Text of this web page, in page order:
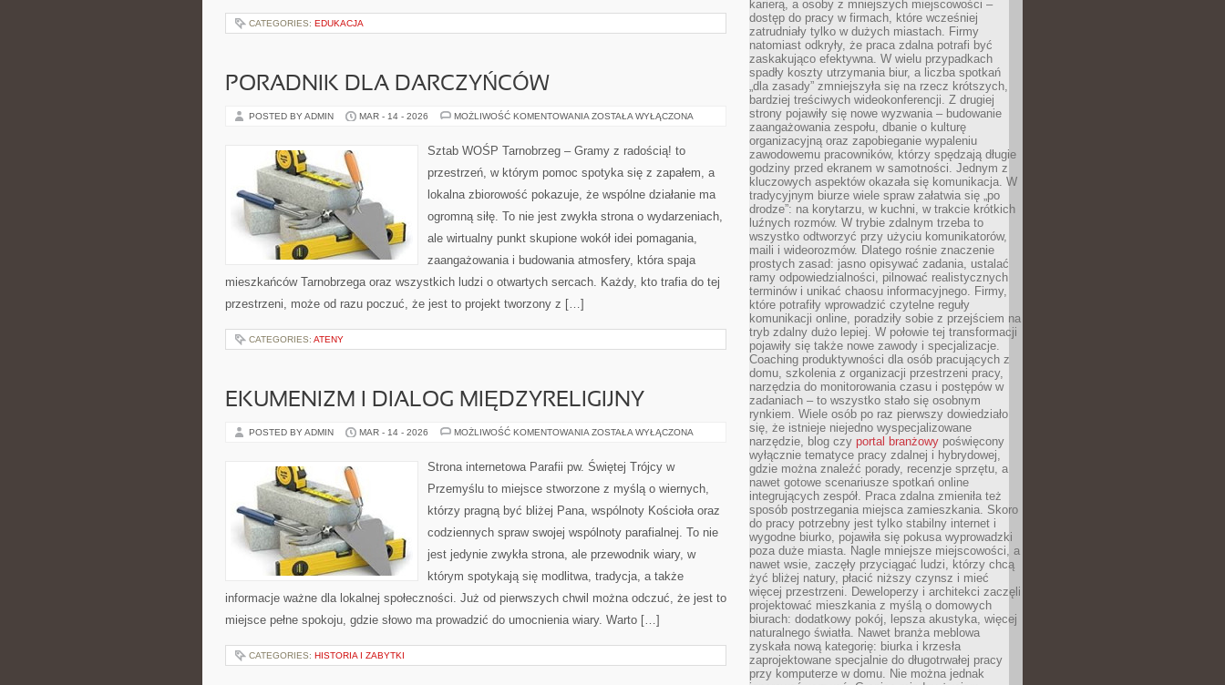
CATEGORIES: EDUKACJA
PORADNIK DLA DARCZYŃCÓW
POSTED BY ADMIN MAR - 14 - 2026 MOŻLIWOŚĆ KOMENTOWANIA PORADNIK
ZOSTAŁA WYŁĄCZONA
Sztab WOŚP Tarnobrzeg – Gramy z radością! to
przestrzeń, w którym pomoc spotyka się z zapałem, a
lokalna zbiorowość pokazuje, że wspólne działanie ma
ogromną siłę. To nie jest zwykła strona o wydarzeniach,
ale wirtualny punkt skupione wokół idei pomagania,
zaangażowania i budowania atmosfery, która spaja
mieszkańców Tarnobrzega oraz wszystkich ludzi o otwartych sercach. Każdy, kto trafia do tej
przestrzeni, może od razu poczuć, że jest to projekt tworzony z […]
CATEGORIES: ATENY
EKUMENIZM I DIALOG MIĘDZYRELIGIJNY
POSTED BY ADMIN MAR - 14 - 2026 MOŻLIWOŚĆ KOMENTOWANIA EKUMENIZM
MIĘDZYRELIGIJNY
ZOSTAŁA WYŁĄCZONA
Strona internetowa Parafii pw. Świętej Trójcy w
Przemyślu to miejsce stworzone z myślą o wiernych,
którzy pragną być bliżej Pana, wspólnoty Kościoła oraz
codziennych spraw swojej wspólnoty parafialnej. To nie
jest jedynie zwykła strona, ale przewodnik wiary, w
którym spotykają się modlitwa, tradycja, a także
informacje ważne dla lokalnej społeczności. Już od pierwszych chwil można odczuć, że jest to
miejsce pełne spokoju, gdzie słowo ma prowadzić do umocnienia wiary. Warto […]
CATEGORIES: HISTORIA I ZABYTKI
karierą, a osoby z mniejszych miejscowości –
dostęp do pracy w firmach, które wcześniej
zatrudniały tylko w dużych miastach. Firmy
natomiast odkryły, że praca zdalna potrafi być
zaskakująco efektywna. W wielu przypadkach
spadły koszty utrzymania biur, a liczba spotkań
„dla zasady” zmniejszyła się na rzecz krótszych,
bardziej treściwych wideokonferencji. Z drugiej
strony pojawiły się nowe wyzwania – budowanie
zaangażowania zespołu, dbanie o kulturę
organizacyjną oraz zapobieganie wypaleniu
zawodowemu pracowników, którzy spędzają długie
godziny przed ekranem w samotności. Jednym z
kluczowych aspektów okazała się komunikacja. W
tradycyjnym biurze wiele spraw załatwia się „po
drodze”: na korytarzu, w kuchni, w trakcie krótkich
luźnych rozmów. W trybie zdalnym trzeba to
wszystko odtworzyć przy użyciu komunikatorów,
maili i wideorozmów. Dlatego rośnie znaczenie
prostych zasad: jasno opisywać zadania, ustalać
ramy odpowiedzialności, pilnować realistycznych
terminów i unikać chaosu informacyjnego. Firmy,
które potrafiły wprowadzić czytelne reguły
komunikacji online, poradziły sobie z przejściem na
tryb zdalny dużo lepiej. W połowie tej transformacji
pojawiły się także nowe zawody i specjalizacje.
Coaching produktywności dla osób pracujących z
domu, szkolenia z organizacji przestrzeni pracy,
narzędzia do monitorowania czasu i postępów w
zadaniach – to wszystko stało się osobnym
rynkiem. Wiele osób po raz pierwszy dowiedziało
się, że istnieje niejedno wyspecjalizowane
narzędzie, blog czy portal branżowy poświęcony
wyłącznie tematyce pracy zdalnej i hybrydowej,
gdzie można znaleźć porady, recenzje sprzętu, a
nawet gotowe scenariusze spotkań online
integrujących zespół. Praca zdalna zmieniła też
sposób postrzegania miejsca zamieszkania. Skoro
do pracy potrzebny jest tylko stabilny internet i
wygodne biurko, pojawiła się pokusa wyprowadzki
poza duże miasta. Nagle mniejsze miejscowości, a
nawet wsie, zaczęły przyciągać ludzi, którzy chcą
żyć bliżej natury, płacić niższy czynsz i mieć
więcej przestrzeni. Deweloperzy i architekci zaczęli
projektować mieszkania z myślą o domowych
biurach: dodatkowy pokój, lepsza akustyka, więcej
naturalnego światła. Nawet branża meblowa
zyskała nową kategorię: biurka i krzesła
zaprojektowane specjalnie do długotrwałej pracy
przy komputerze w domu. Nie można jednak